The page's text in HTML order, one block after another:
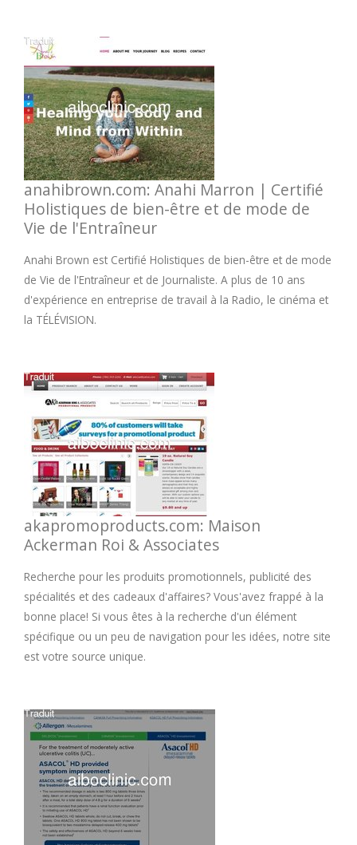
anahibrown.com: Anahi Marron | Certifié
Holistiques de bien-être et de mode de
Vie de l'Entraîneur
Anahi Brown est Certifié Holistiques de bien-être et de mode
de Vie de l'Entraîneur et de Journaliste. A plus de 10 ans
d'expérience en entreprise de travail à la Radio, le cinéma et
la TÉLÉVISION.
akapromoproducts.com: Maison
Ackerman Roi & Associates
Recherche pour les produits promotionnels, publicité des
spécialités et des cadeaux d'affaires? Vous'avez frappé à la
bonne place! Si vous êtes à la recherche d'un élément
spécifique ou un peu de navigation pour les idées, notre site
est votre source unique.